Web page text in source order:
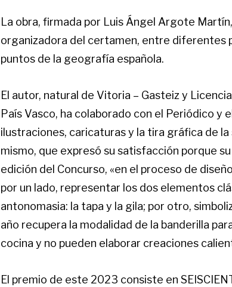
La obra, firmada por Luis Ángel Argote
organizadora del certamen, entre diferentes
puntos de la geografía española.
El autor, natural de Vitoria – Gasteiz y
País Vasco, ha colaborado con el Periódico y
ilustraciones, caricaturas y la tira gráfica de
mismo, que expresó su satisfacción porque
edición del Concurso, «en el proceso de
por un lado, representar los dos elementos
antonomasia: la tapa y la gila; por otro,
año recupera la modalidad de la banderilla
cocina y no pueden elaborar creaciones
El premio de este 2023 consiste en